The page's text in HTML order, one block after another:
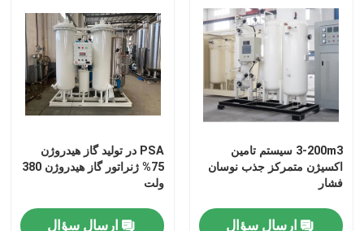
خانه
محصولات
فیلم های
3-200m3 سیستم تامین
اکسیژن متمرکز جذب نوسان
فشار
ارسال سؤال
PSA در تولید گاز هیدروژن
75% ژنراتور گاز هیدروژن 380
ولت
ارسال سؤال